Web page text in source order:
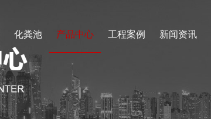
化粪池 产品中心 工程案例 新闻资讯